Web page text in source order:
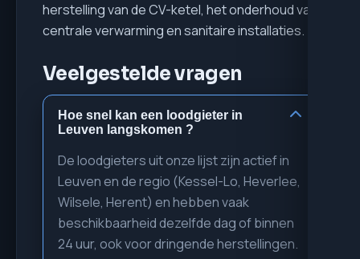
herstelling van de CV-ketel, het onderhoud van
centrale verwarming en sanitaire installaties.
Veelgestelde vragen
Hoe snel kan een loodgieter in
Leuven langskomen ?
De loodgieters uit onze lijst zijn actief in
Leuven en de regio (Kessel-Lo, Heverlee,
Wilsele, Herent) en hebben vaak
beschikbaarheid dezelfde dag of binnen
24 uur, ook voor dringende herstellingen.